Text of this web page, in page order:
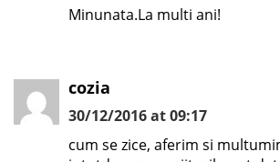
Minunata.La multi ani!
cozia
30/12/2016 at 09:17
cum se zice, aferim si